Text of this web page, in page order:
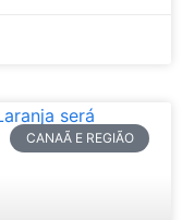
CANAÃ E REGIÃO